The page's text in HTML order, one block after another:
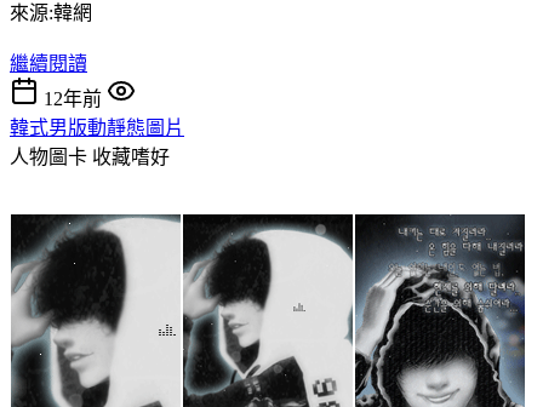
來源:韓網
繼續閱讀
12年前
韓式男版動靜態圖片
人物圖卡 收藏嗜好